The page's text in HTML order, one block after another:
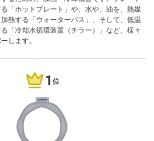
「ホットプレート」や、水や、油を、熱媒
熱する「ウォーターバス」、そして、低温
「冷却水循環装置（チラー）」など、様々
します。
1 位